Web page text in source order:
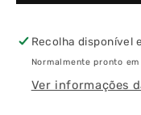
C
Delivery
30W
C
30W
Recolha disponível
Normalmente pronto
Ver informações